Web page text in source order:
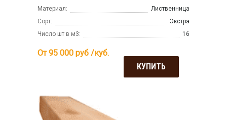
Материал:
Лиственница
Сорт:
Экстра
Число шт в м3:
16
От 95 000 руб /куб.
КУПИТЬ